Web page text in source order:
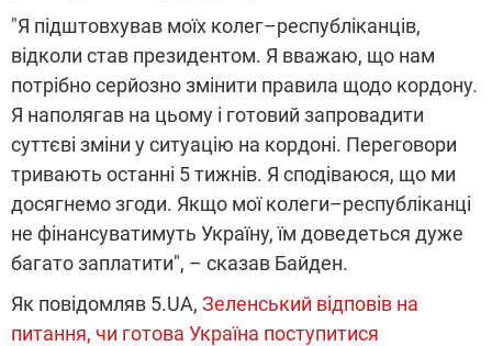
"Я підштовхував моїх колег–республіканців,
відколи став президентом. Я вважаю, що нам
потрібно серйозно змінити правила щодо кордону.
Я наполягав на цьому і готовий запровадити
суттєві зміни у ситуацію на кордоні. Переговори
тривають останні 5 тижнів. Я сподіваюся, що ми
досягнемо згоди. Якщо мої колеги–республіканці
не фінансуватимуть Україну, їм доведеться дуже
багато заплатити", – сказав Байден.
Як повідомляв 5.UA, Зеленський відповів на
питання, чи готова Україна поступитися